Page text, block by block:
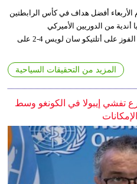
الأربعاء أفضل هداف في كأس الرابطتين
من الدوريين الأميركي
والمكسيكي، بعدما قاد إنتر ميامي إلى الفوز على أتلتيكو سان لويس 4-2 على
المزيد من التحقيقات السياحية
تفشي إيبولا في الكونغو وسط